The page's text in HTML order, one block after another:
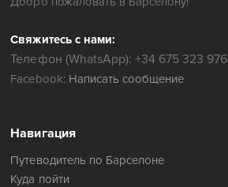
Свяжитесь с нами:
Телефон (WhatsApp): +34 675 323 976
Facebook: Написать сообщение
Навигация
Путеводитель по Барселоне
Куда пойти